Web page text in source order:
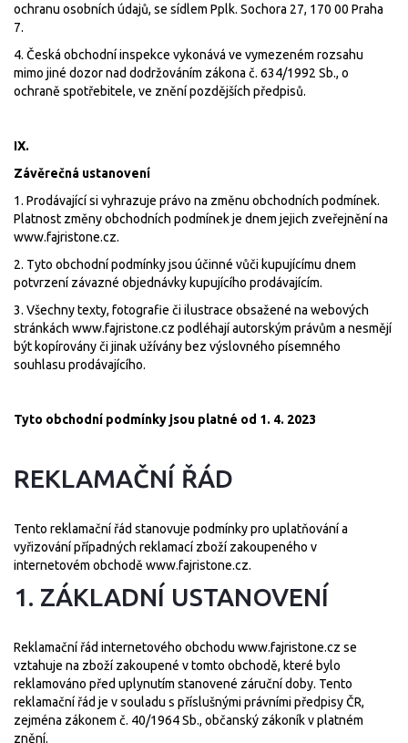
ochranu osobních údajů, se sídlem Pplk. Sochora 27, 170 00 Praha
7.
4. Česká obchodní inspekce vykonává ve vymezeném rozsahu
mimo jiné dozor nad dodržováním zákona č. 634/1992 Sb., o
ochraně spotřebitele, ve znění pozdějších předpisů.
IX.
Závěrečná ustanovení
1. Prodávající si vyhrazuje právo na změnu obchodních podmínek.
Platnost změny obchodních podmínek je dnem jejich zveřejnění na
www.fajristone.cz.
2. Tyto obchodní podmínky jsou účinné vůči kupujícímu dnem
potvrzení závazné objednávky kupujícího prodávajícím.
3. Všechny texty, fotografie či ilustrace obsažené na webových
stránkách www.fajristone.cz podléhají autorským právům a nesmějí
být kopírovány či jinak užívány bez výslovného písemného
souhlasu prodávajícího.
Tyto obchodní podmínky jsou platné od 1. 4. 2023
REKLAMAČNÍ ŘÁD
Tento reklamační řád stanovuje podmínky pro uplatňování a
vyřizování případných reklamací zboží zakoupeného v
internetovém obchodě www.fajristone.cz.
1. ZÁKLADNÍ USTANOVENÍ
Reklamační řád internetového obchodu www.fajristone.cz se
vztahuje na zboží zakoupené v tomto obchodě, které bylo
reklamováno před uplynutím stanovené záruční doby. Tento
reklamační řád je v souladu s příslušnými právními předpisy ČR,
zejména zákonem č. 40/1964 Sb., občanský zákoník v platném
znění.